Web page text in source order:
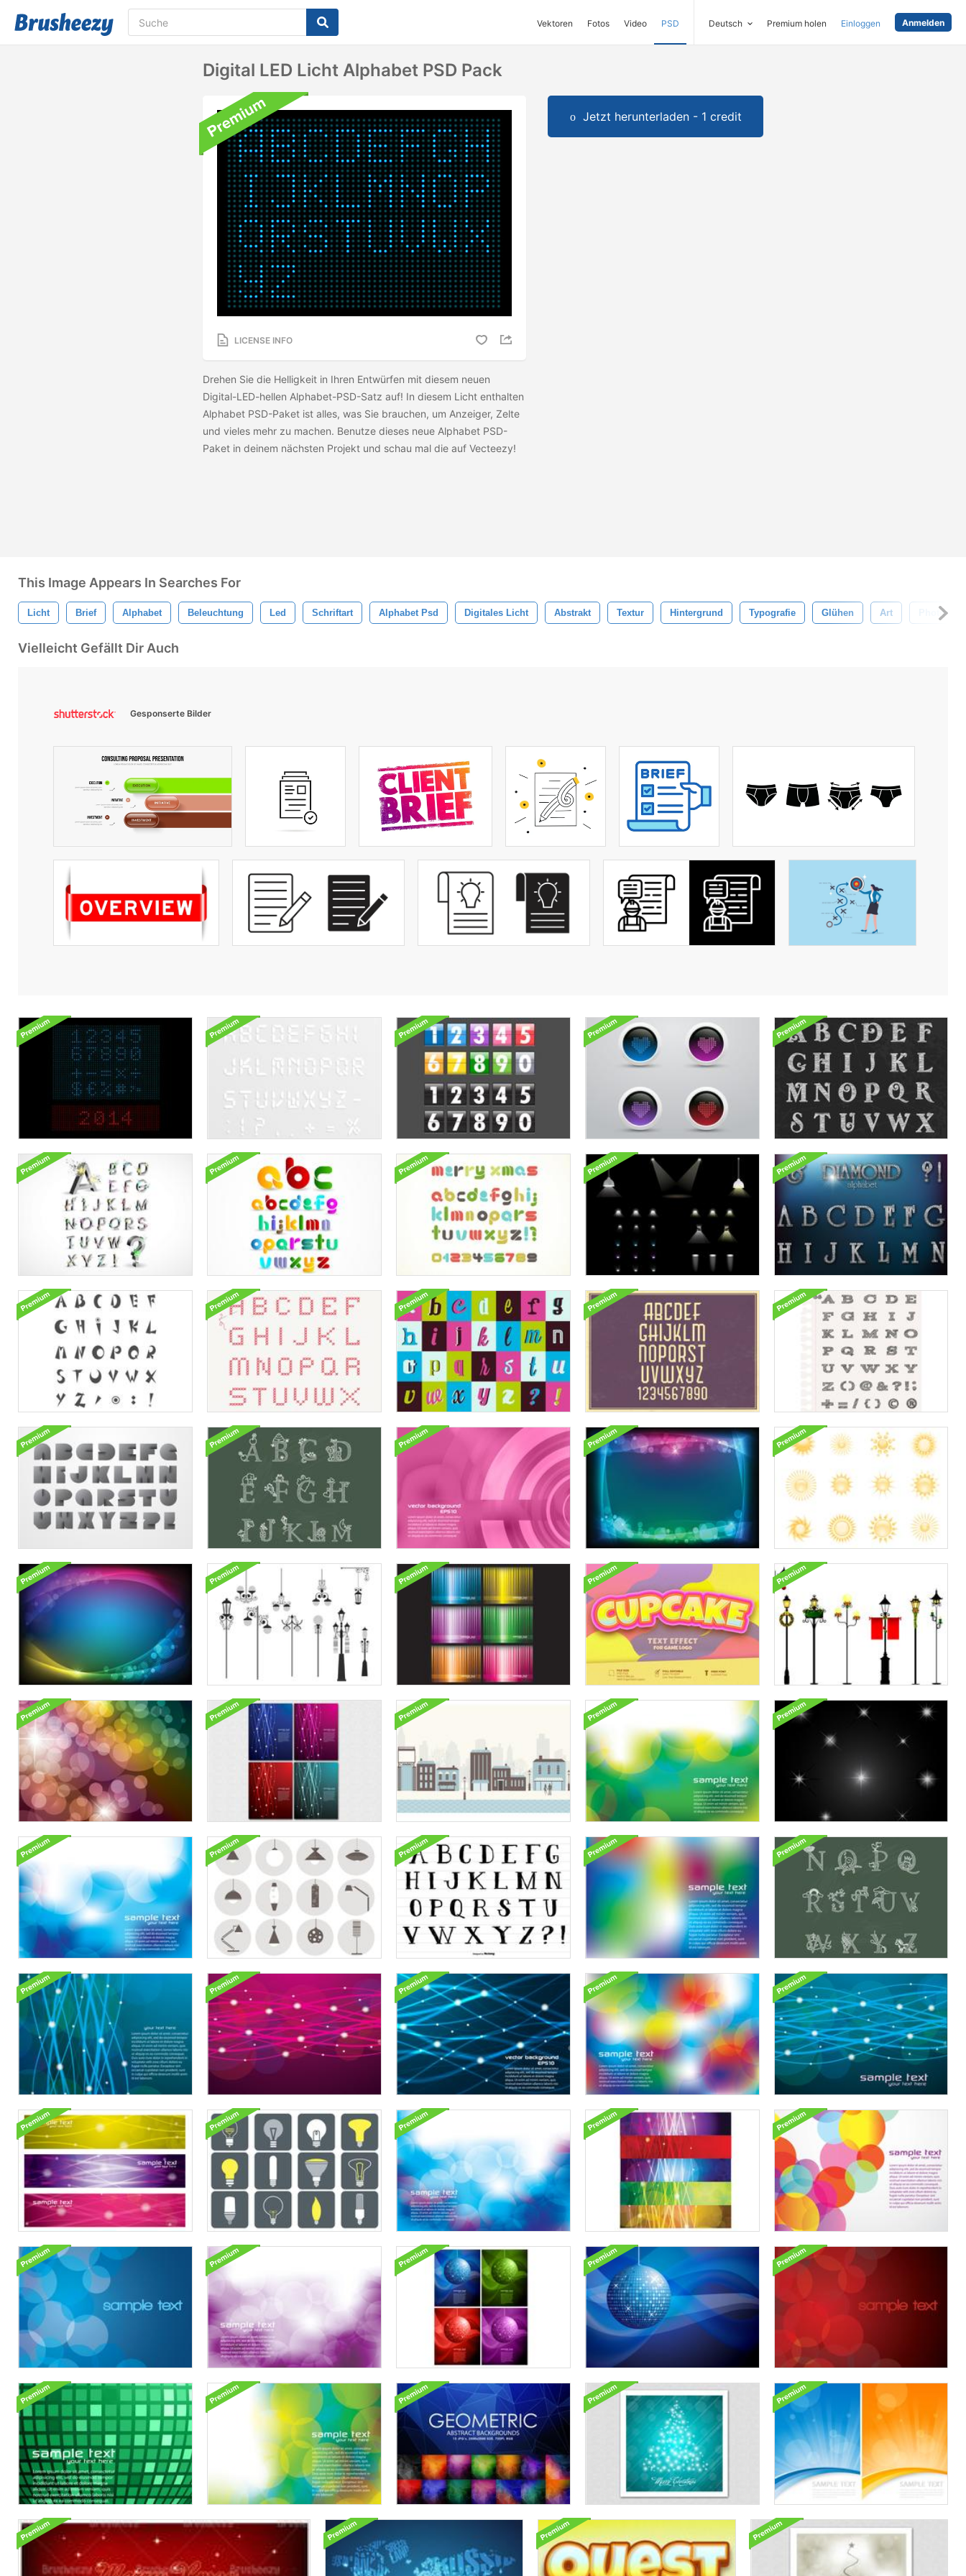
Vektoren Fotos Video PSD Deutsch Premium holen Einloggen Anmelden
Digital LED Licht Alphabet PSD Pack
LICENSE INFO
Drehen Sie die Helligkeit in Ihren Entwürfen mit diesem neuen
Digital-LED-hellen Alphabet-PSD-Satz auf! In diesem Licht enthalten
Alphabet PSD-Paket ist alles, was Sie brauchen, um Anzeiger, Zelte
und vieles mehr zu machen. Benutze dieses neue Alphabet PSD-
Paket in deinem nächsten Projekt und schau mal die auf Vecteezy!
Jetzt herunterladen - 1 credit
This Image Appears In Searches For
Licht Brief Alphabet Beleuchtung Led Schriftart Alphabet Psd Digitales Licht Abstrakt Textur Hintergrund Typografie Glühen Art
Vielleicht Gefällt Dir Auch
Gesponserte Bilder